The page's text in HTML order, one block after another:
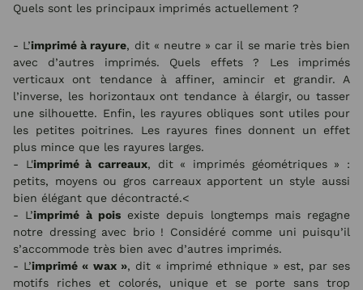
Quels sont les principaux imprimés actuellement ?
- L’imprimé à rayure, dit « neutre » car il se marie très bien
avec d’autres imprimés. Quels effets ? Les imprimés
verticaux ont tendance à affiner, amincir et grandir. A
l’inverse, les horizontaux ont tendance à élargir, ou tasser
une silhouette. Enfin, les rayures obliques sont utiles pour
les petites poitrines. Les rayures fines donnent un effet
plus mince que les rayures larges.
- L'imprimé à carreaux, dit « imprimés géométriques » :
petits, moyens ou gros carreaux apportent un style aussi
bien élégant que décontracté.<
- L’imprimé à poisexiste depuis longtemps mais regagne
notre dressing avec brio ! Considéré comme uni puisqu’il
s’accommode très bien avec d’autres imprimés.
- L’imprimé « wax », dit « imprimé ethnique » est, par ses
motifs riches et colorés, unique et se porte sans trop